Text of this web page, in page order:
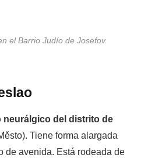
el Barrio Judío de Josefov.
neurálgico del distrito de
ěsto). Tiene forma alargada
de avenida. Está rodeada de